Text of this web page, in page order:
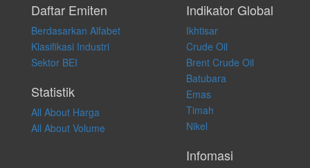
pribadi. Kami tidak memberi anjuran, saran, rekomendasi untuk
membeli, menjual atau melakukan aktivitas lain yang terkait dengan
transaksi perdagangan apapun, dan kami tidak bertanggung jawab
atas keputusan investasi yang dilakukan dalam kondisi dan situasi
apapun juga, yang diakibatkan secara langsung maupun tidak
langsung atas konten pada website ini.
Daftar Emiten
Berdasarkan Alfabet
Klasifikasi Industri
Sektor BEI
Statistik
All About Harga
All About Volume
Indikator Global
Ikhtisar
Crude Oil
Brent Crude Oil
Batubara
Emas
Timah
Nikel
Infomasi